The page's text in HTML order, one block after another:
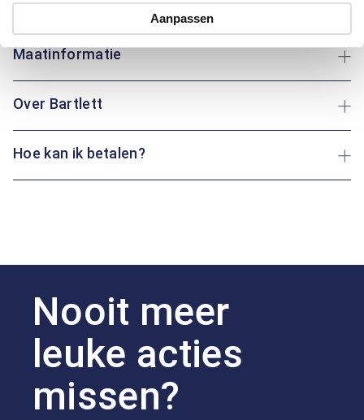
Aanpassen
Maatinformatie
Over Bartlett
Hoe kan ik betalen?
Nooit meer
leuke acties
missen?